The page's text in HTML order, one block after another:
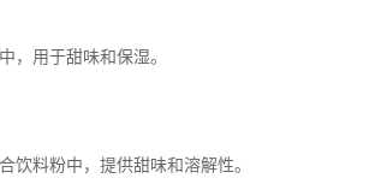
，用于甜味和保湿。
饮料粉中，提供甜味和溶解性。